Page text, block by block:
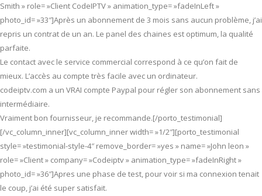
Smith » role= »Client CodeIPTV » animation_type= »fadeInLeft »
photo_id= »33″]Après un abonnement de 3 mois sans aucun problème, j’ai
repris un contrat de un an. Le panel des chaines est optimum, la qualité
parfaite.
Le contact avec le service commercial correspond à ce qu’on fait de
mieux. L’accès au compte très facile avec un ordinateur.
codeiptv.com a un VRAI compte Paypal pour régler son abonnement sans
intermédiaire.
Vraiment bon fournisseur, je recommande.[/porto_testimonial]
[/vc_column_inner][vc_column_inner width= »1/2″][porto_testimonial
style= »testimonial-style-4″ remove_border= »yes » name= »John leon »
role= »Client » company= »Codeiptv » animation_type= »fadeInRight »
photo_id= »36″]Apres une phase de test, pour voir si ma connexion tenait
le coup, j’ai été super satisfait.